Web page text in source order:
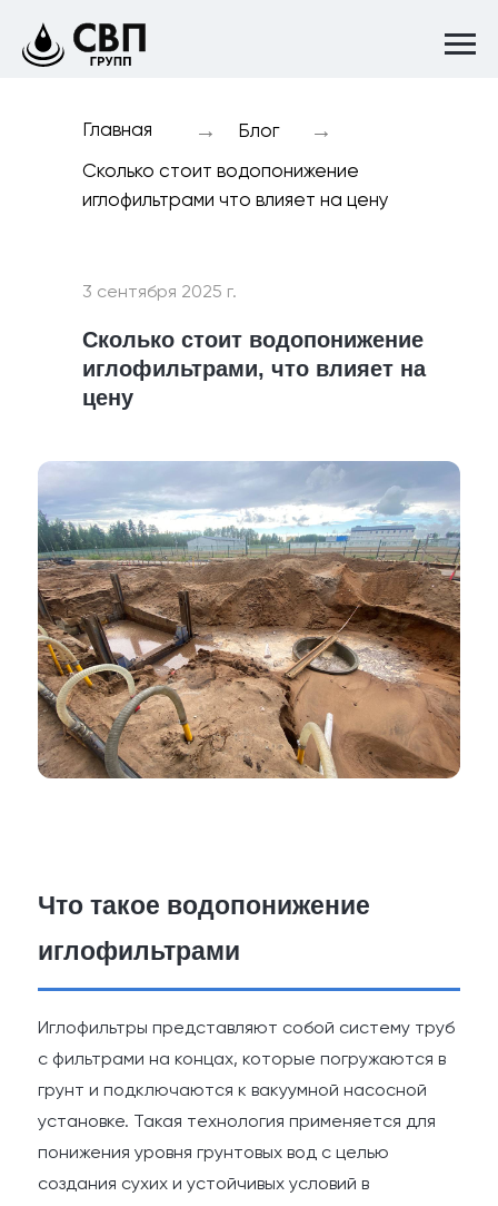
Главная Блог
Сколько стоит водопонижение
иглофильтрами что влияет на цену
→ →
Сколько стоит водопонижение
иглофильтрами, что влияет на
цену
3 сентября 2025 г.
Что такое водопонижение
иглофильтрами
Иглофильтры представляют собой систему труб
с фильтрами на концах, которые погружаются в
грунт и подключаются к вакуумной насосной
установке. Такая технология применяется для
понижения уровня грунтовых вод с целью
создания сухих и устойчивых условий в